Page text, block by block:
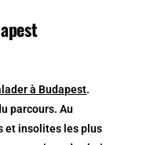
à Budapest.
parcours. Au
et insolites les plus